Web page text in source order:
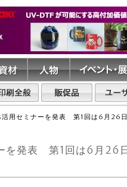
セミナーを発表 第1回は6月26日
発表 第1回は6月26